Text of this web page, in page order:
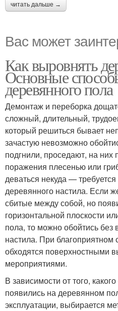
читать дальше →
Вас может
Как выровнять
Основные
деревянного пола
Демонтаж и переборка
сложный, длительный,
который решиться бывает
зачастую невозможно
подгнили, проседают, на них
поражения плесенью или
деваться некуда —
деревянного настила. Если
сбитые между собой, но
горизонтальной плоскости
пола, то можно обойтись без
настила. При благоприятном
обходятся поверхностными
мероприятиями.
В зависимости от того,
появились на деревянном
эксплуатации, выбирается